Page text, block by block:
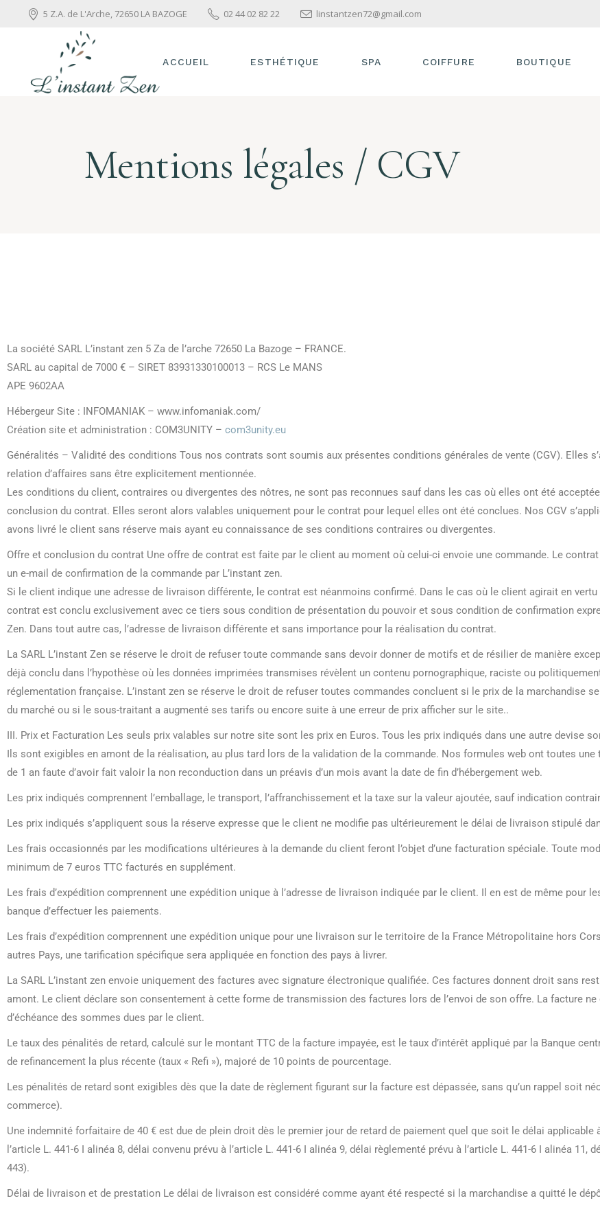
5 Z.A. de L'Arche, 72650 LA BAZOGE 02 44 02 82 22 linstantzen72@gmail.com
ACCUEIL ESTHÉTIQUE
MINCEUR & PERTE DE
POIDS
LUXOPUNCTURE
SPA COIFFURE BOUTIQUE
Mentions légales / CGV
La société SARL L’instant zen 5 Za de l’arche 72650 La Bazoge – FRANCE.
SARL au capital de 7000 € – SIRET 83931330100013 – RCS Le MANS
APE 9602AA
Hébergeur Site : INFOMANIAK – www.infomaniak.com/
Création site et administration : COM3UNITY – com3unity.eu
Généralités – Validité des conditions Tous nos contrats sont soumis aux présentes conditions générales de vente (CGV). Elles
relation d’affaires sans être explicitement mentionnée.
Les conditions du client, contraires ou divergentes des nôtres, ne sont pas reconnues sauf dans les cas où elles ont été
conclusion du contrat. Elles seront alors valables uniquement pour le contrat pour lequel elles ont été conclues. Nos CGV
avons livré le client sans réserve mais ayant eu connaissance de ses conditions contraires ou divergentes.
Offre et conclusion du contrat Une offre de contrat est faite par le client au moment où celui-ci envoie une commande. Le
un e-mail de confirmation de la commande par L’instant zen.
Si le client indique une adresse de livraison différente, le contrat est néanmoins confirmé. Dans le cas où le client agirait en vertu
contrat est conclu exclusivement avec ce tiers sous condition de présentation du pouvoir et sous condition de confirmation
Zen. Dans tout autre cas, l’adresse de livraison différente et sans importance pour la réalisation du contrat.
La SARL L’instant Zen se réserve le droit de refuser toute commande sans devoir donner de motifs et de résilier de manière
déjà conclu dans l’hypothèse où les données imprimées transmises révèlent un contenu pornographique, raciste ou
réglementation française. L’instant zen se réserve le droit de refuser toutes commandes concluent si le prix de la marchandise
du marché ou si le sous-traitant a augmenté ses tarifs ou encore suite à une erreur de prix afficher sur le site..
III. Prix et Facturation Les seuls prix valables sur notre site sont les prix en Euros. Tous les prix indiqués dans une autre devise
Ils sont exigibles en amont de la réalisation, au plus tard lors de la validation de la commande. Nos formules web ont toutes
de 1 an faute d’avoir fait valoir la non reconduction dans un préavis d’un mois avant la date de fin d’hébergement web.
Les prix indiqués comprennent l’emballage, le transport, l’affranchissement et la taxe sur la valeur ajoutée, sauf indication
Les prix indiqués s’appliquent sous la réserve expresse que le client ne modifie pas ultérieurement le délai de livraison stipulé
Les frais occasionnés par les modifications ultérieures à la demande du client feront l’objet d’une facturation spéciale. Toute
minimum de 7 euros TTC facturés en supplément.
Les frais d’expédition comprennent une expédition unique à l’adresse de livraison indiquée par le client. Il en est de même pour
banque d’effectuer les paiements.
Les frais d’expédition comprennent une expédition unique pour une livraison sur le territoire de la France Métropolitaine hors
autres Pays, une tarification spécifique sera appliquée en fonction des pays à livrer.
La SARL L’instant zen envoie uniquement des factures avec signature électronique qualifiée. Ces factures donnent droit sans
amont. Le client déclare son consentement à cette forme de transmission des factures lors de l’envoi de son offre. La facture
d’échéance des sommes dues par le client.
Le taux des pénalités de retard, calculé sur le montant TTC de la facture impayée, est le taux d’intérêt appliqué par la Banque
de refinancement la plus récente (taux « Refi »), majoré de 10 points de pourcentage.
Les pénalités de retard sont exigibles dès que la date de règlement figurant sur la facture est dépassée, sans qu’un rappel soit
commerce).
Une indemnité forfaitaire de 40 € est due de plein droit dès le premier jour de retard de paiement quel que soit le délai
l’article L. 441-6 I alinéa 8, délai convenu prévu à l’article L. 441-6 I alinéa 9, délai règlementé prévu à l’article L. 441-6 I alinéa 11,
443).
Délai de livraison et de prestation Le délai de livraison est considéré comme ayant été respecté si la marchandise a quitté le